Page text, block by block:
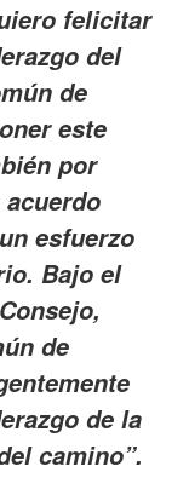
felicitar
del
de
este
por
esfuerzo
Bajo el
de
de la
camino”.